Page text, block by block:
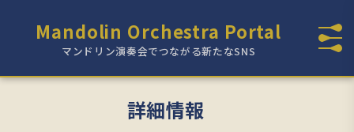
Mandolin Orchestra Portal
マンドリン演奏会でつながる新たなSNS
詳細情報